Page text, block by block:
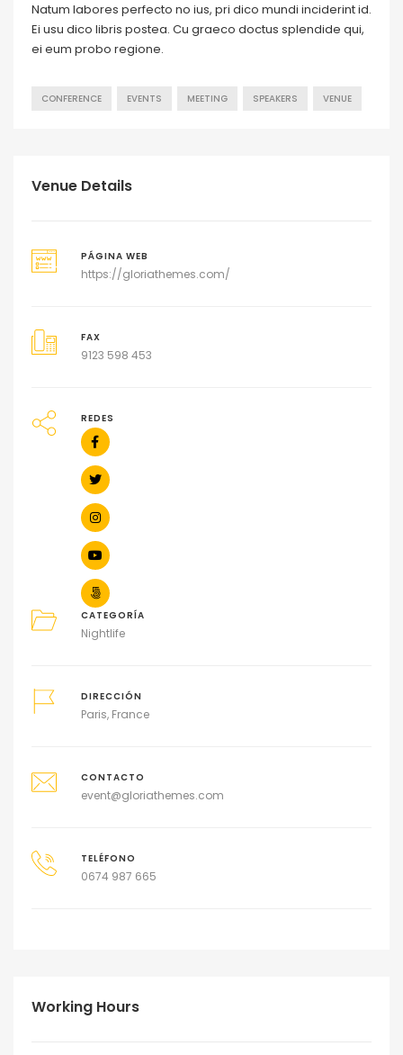
Natum labores perfecto no ius, pri dico mundi inciderint id.
Ei usu dico libris postea. Cu graeco doctus splendide qui,
ei eum probo regione.
CONFERENCE EVENTS MEETING SPEAKERS VENUE
Venue Details
CATEGORÍA
Nightlife
DIRECCIÓN
Paris, France
TELÉFONO
0674 987 665
CONTACTO
event@gloriathemes.com
PÁGINA WEB
https://gloriathemes.com/
FAX
9123 598 453
REDES
Working Hours